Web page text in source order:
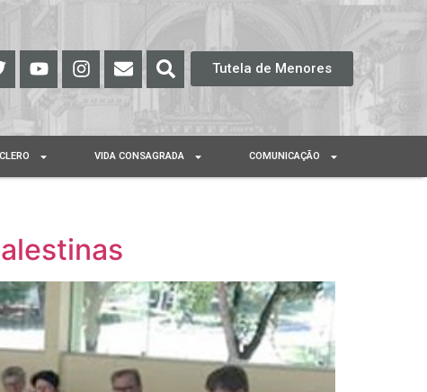
Tutela de Menores
CLERO VIDA CONSAGRADA COMUNICAÇÃO